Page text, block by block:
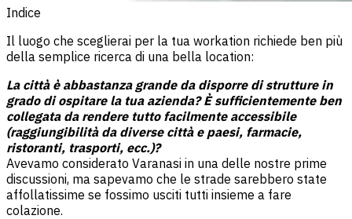
Indice
Il luogo che sceglierai per la tua workation richiede ben più
della semplice ricerca di una bella location:
La città è abbastanza grande da disporre di strutture in
grado di ospitare la tua azienda? È sufficientemente ben
collegata da rendere tutto facilmente accessibile
(raggiungibilità da diverse città e paesi, farmacie,
ristoranti, trasporti, ecc.)?
Avevamo considerato Varanasi in una delle nostre prime
discussioni, ma sapevamo che le strade sarebbero state
affollatissime se fossimo usciti tutti insieme a fare
colazione.